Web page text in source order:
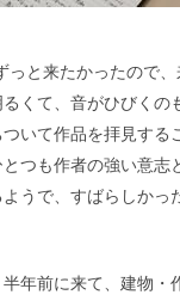
と来たかったので、
くて、音がひびくの
いて作品を拝見する
つも作者の強い意志
うで、すばらしかっ
年前に来て、建物・